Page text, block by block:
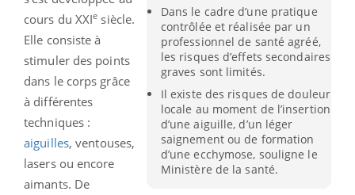
Dans le cadre d’une pratique
contrôlée et réalisée par un
professionnel de santé agréé,
les risques d’effets secondaires
graves sont limités.
Il existe des risques de douleur
locale au moment de l’insertion
d’une aiguille, d’un léger
saignement ou de formation
d’une ecchymose, souligne le
Ministère de la santé.
cours du XXIe siècle.
Elle consiste à
stimuler des points
dans le corps grâce
à différentes
techniques :
aiguilles, ventouses,
lasers ou encore
aimants. De